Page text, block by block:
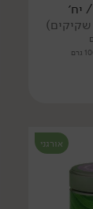
/ יח׳
אורגני